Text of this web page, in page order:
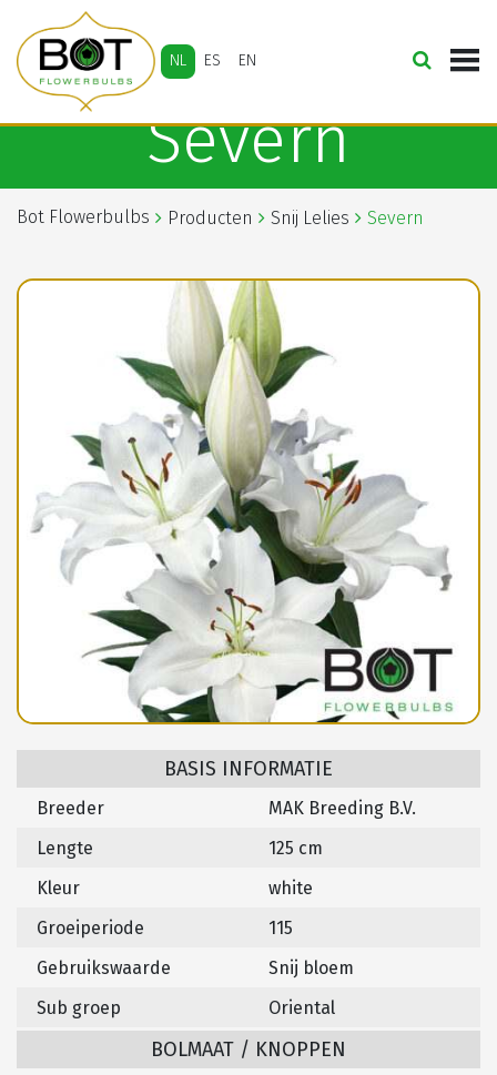
NL ES EN
Severn
Bot Flowerbulbs Producten Snij Lelies Severn
BASIS INFORMATIE
Breeder
MAK Breeding B.V.
Lengte
125 cm
Kleur
white
Groeiperiode
115
Gebruikswaarde
Snij bloem
Sub groep
Oriental
BOLMAAT / KNOPPEN